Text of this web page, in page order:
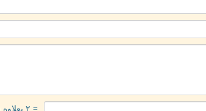
= ۲ بعلاوه ۵